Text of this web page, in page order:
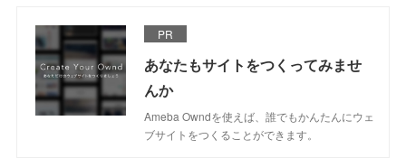
PR
あなたもサイトをつくってみませ
んか
Ameba Owndを使えば、誰でもかんたんにウェ
ブサイトをつくることができます。